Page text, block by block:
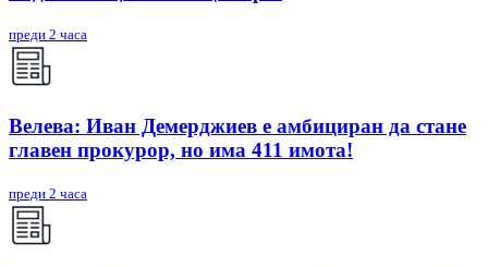
преди 2 часа
Велева: Иван Демерджиев е амбициран да стане
главен прокурор, но има 411 имота!
преди 2 часа